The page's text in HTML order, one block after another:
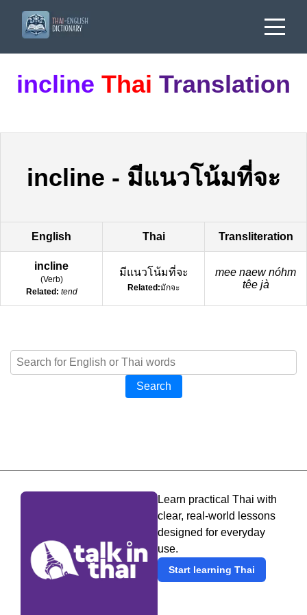
incline Thai Translation
incline - มีแนวโน้มที่จะ
English Thai Transliteration
incline
(Verb)
Related: tend
มีแนวโน้มที่จะ
Related:มักจะ
mee naew nóhm
têe jà
Search
Learn practical Thai with
clear, real-world lessons
designed for everyday
use.
Start learning Thai